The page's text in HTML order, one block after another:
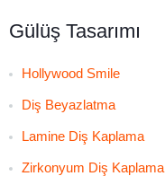
Gülüş Tasarımı
Hollywood Smile
Diş Beyazlatma
Lamine Diş Kaplama
Zirkonyum Diş Kaplama